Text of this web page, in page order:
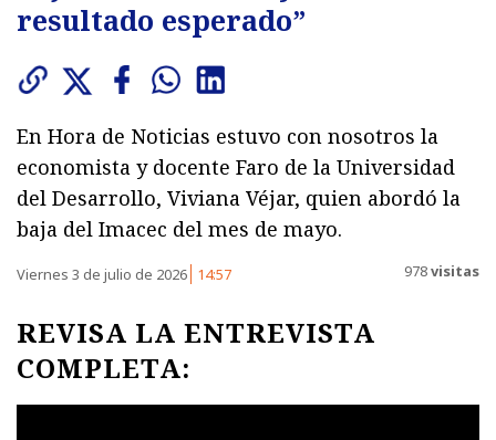
resultado esperado”
En Hora de Noticias estuvo con nosotros la
economista y docente Faro de la Universidad
del Desarrollo, Viviana Véjar, quien abordó la
baja del Imacec del mes de mayo.
Viernes 3 de julio de 2026 14:57 978visitas
REVISA LA ENTREVISTA
COMPLETA: